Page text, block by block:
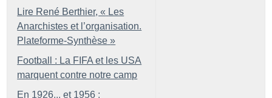
Lire René Berthier, « Les
Anarchistes et l’organisation.
Plateforme-Synthèse »
Football : La FIFA et les USA
marquent contre notre camp
En 1926... et 1956 :